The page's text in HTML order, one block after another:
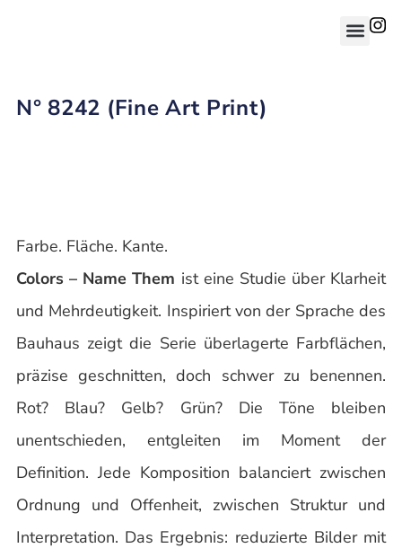
N° 8242 (Fine Art Print)
Farbe. Fläche. Kante.
Colors – Name Them ist eine Studie über Klarheit
und Mehrdeutigkeit. Inspiriert von der Sprache des
Bauhaus zeigt die Serie überlagerte Farbflächen,
präzise geschnitten, doch schwer zu benennen.
Rot? Blau? Gelb? Grün? Die Töne bleiben
unentschieden, entgleiten im Moment der
Definition. Jede Komposition balanciert zwischen
Ordnung und Offenheit, zwischen Struktur und
Interpretation. Das Ergebnis: reduzierte Bilder mit